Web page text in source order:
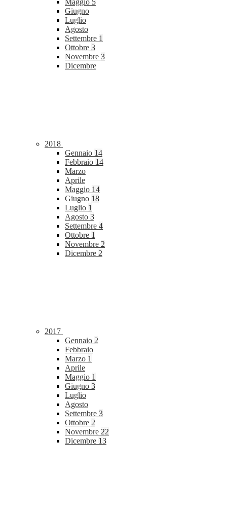
Maggio 5
Giugno
Luglio
Agosto
Settembre 1
Ottobre 3
Novembre 3
Dicembre
2018
Gennaio 14
Febbraio 14
Marzo
Aprile
Maggio 14
Giugno 18
Luglio 1
Agosto 3
Settembre 4
Ottobre 1
Novembre 2
Dicembre 2
2017
Gennaio 2
Febbraio
Marzo 1
Aprile
Maggio 1
Giugno 3
Luglio
Agosto
Settembre 3
Ottobre 2
Novembre 22
Dicembre 13